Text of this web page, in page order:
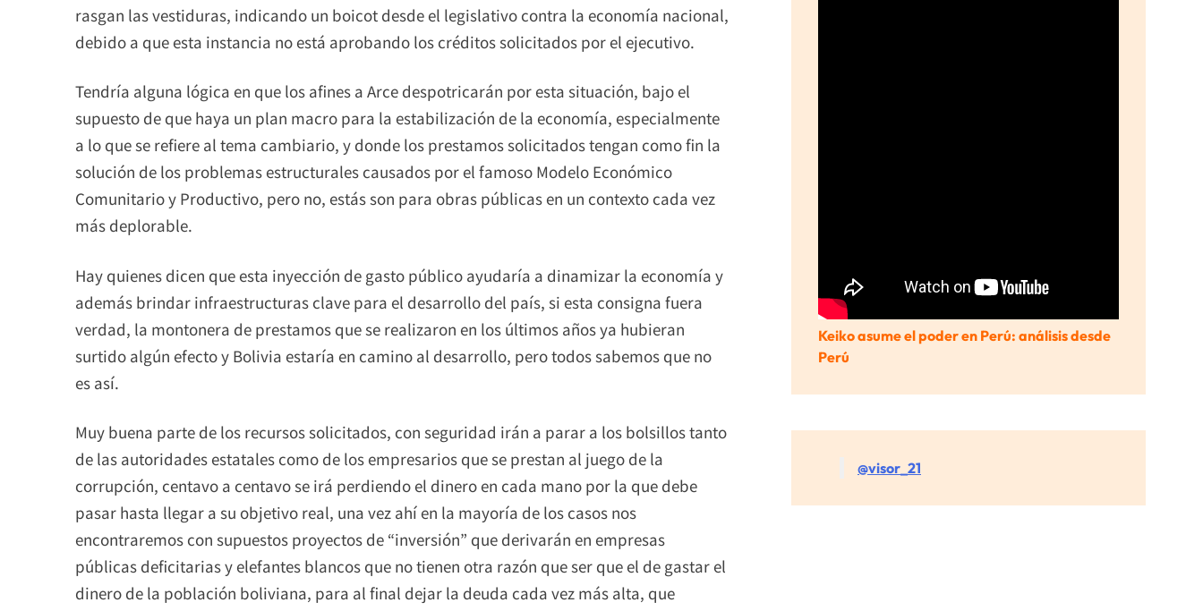
rasgan las vestiduras, indicando un boicot desde el legislativo contra la economía nacional,
debido a que esta instancia no está aprobando los créditos solicitados por el ejecutivo.
Tendría alguna lógica en que los afines a Arce despotricarán por esta situación, bajo el
supuesto de que haya un plan macro para la estabilización de la economía, especialmente
a lo que se refiere al tema cambiario, y donde los prestamos solicitados tengan como fin la
solución de los problemas estructurales causados por el famoso Modelo Económico
Comunitario y Productivo, pero no, estás son para obras públicas en un contexto cada vez
más deplorable.
Hay quienes dicen que esta inyección de gasto público ayudaría a dinamizar la economía y
además brindar infraestructuras clave para el desarrollo del país, si esta consigna fuera
verdad, la montonera de prestamos que se realizaron en los últimos años ya hubieran
surtido algún efecto y Bolivia estaría en camino al desarrollo, pero todos sabemos que no
es así.
Muy buena parte de los recursos solicitados, con seguridad irán a parar a los bolsillos tanto
de las autoridades estatales como de los empresarios que se prestan al juego de la
corrupción, centavo a centavo se irá perdiendo el dinero en cada mano por la que debe
pasar hasta llegar a su objetivo real, una vez ahí en la mayoría de los casos nos
encontraremos con supuestos proyectos de “inversión” que derivarán en empresas
públicas deficitarias y elefantes blancos que no tienen otra razón que ser que el de gastar el
dinero de la población boliviana, para al final dejar la deuda cada vez más alta, que
Keiko asume el poder en Perú: análisis desde
Perú
@visor_21